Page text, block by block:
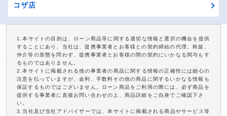
コザ店
1.本サイトの目的は、ローン商品等に関する適切な情報と選択の機会を提供
することにあり、当社は、提携事業者とお客様との契約締結の代理、斡旋、
仲介等の形態を問わず、提携事業者とお客様の間の契約にいかなる関与もす
るものではありません。
2.本サイトに掲載される他の事業者の商品に関する情報の正確性には細心の
注意を払っていますが、金利、手数料その他の商品に関するいかなる情報も
保証するものではございません。ローン商品をご利用の際には、必ず商品を
提供する事業者に直接お問い合わせの上、商品詳細をご自身でご確認下さ
い。
3.当社及び当社アドバイザーでは、本サイトに掲載される商品やサービス等